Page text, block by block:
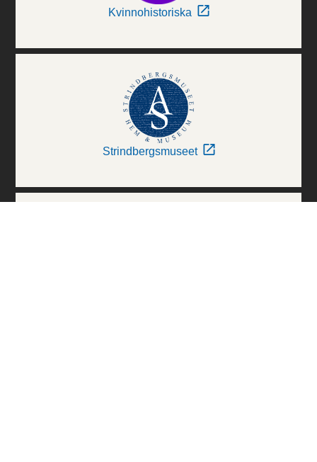
Kvinnohistoriska
Strindbergsmuseet